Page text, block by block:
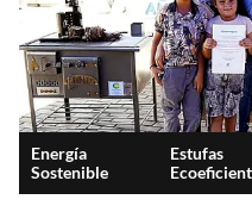
Energía
Sostenible
Estufas